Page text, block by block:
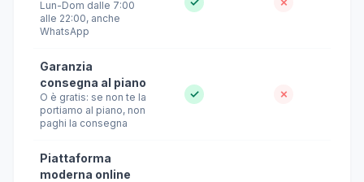
Lun-Dom dalle 7:00
alle 22:00, anche
WhatsApp
Garanzia
consegna al piano
O è gratis: se non te la
portiamo al piano, non
paghi la consegna
✓ ✗
Piattaforma
moderna online